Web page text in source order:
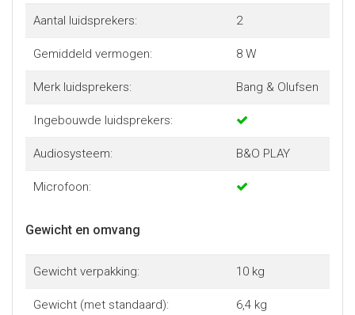
Aantal luidsprekers: 2
Gemiddeld vermogen: 8 W
Merk luidsprekers: Bang & Olufsen
Ingebouwde luidsprekers:
Audiosysteem: B&O PLAY
Microfoon:
Gewicht en omvang
Gewicht verpakking: 10 kg
Gewicht (met standaard): 6,4 kg